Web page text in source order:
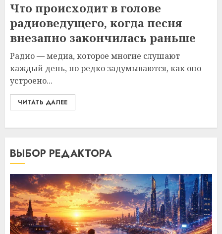
Что происходит в голове
радиоведущего, когда песня
внезапно закончилась раньше
Радио — медиа, которое многие слушают
каждый день, но редко задумываются, как оно
устроено...
ЧИТАТЬ ДАЛЕЕ
ВЫБОР РЕДАКТОРА